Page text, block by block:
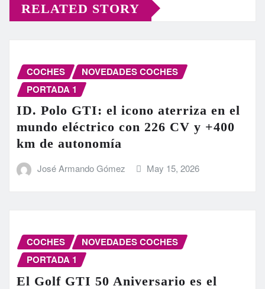
RELATED STORY
COCHES
NOVEDADES COCHES
PORTADA 1
ID. Polo GTI: el icono aterriza en el
mundo eléctrico con 226 CV y +400
km de autonomía
José Armando Gómez May 15, 2026
COCHES
NOVEDADES COCHES
PORTADA 1
El Golf GTI 50 Aniversario es el